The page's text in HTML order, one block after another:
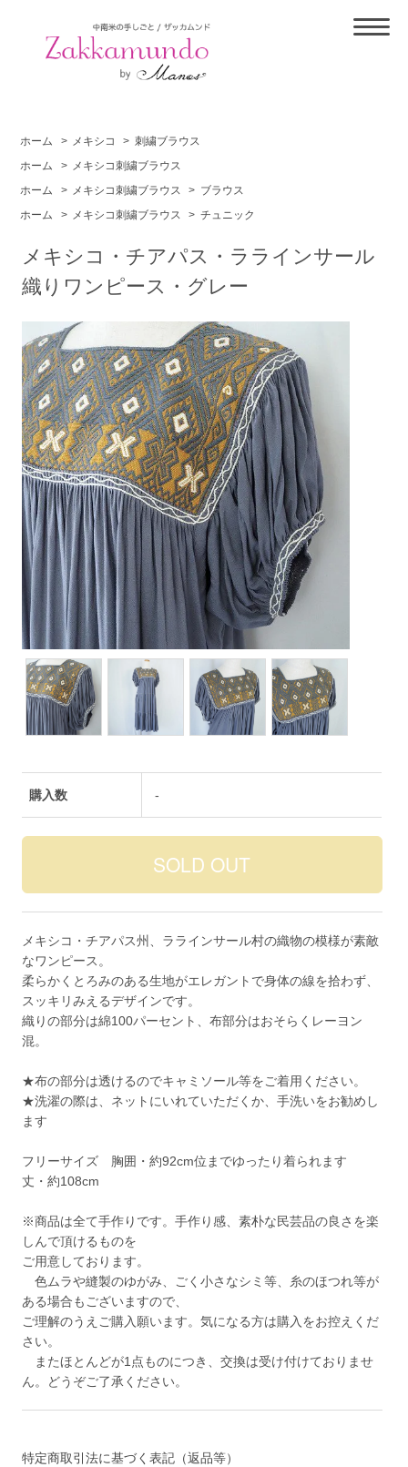
ホーム > メキシコ > 刺繍ブラウス
ホーム
> メキシコ刺繍ブラウス
ホーム
> メキシコ刺繍ブラウス > ブラウス
ホーム
> メキシコ刺繍ブラウス > チュニック
メキシコ・チアパス・ララインサール
織りワンピース・グレー
購入数 -
メキシコ・チアパス州、ララインサール村の織物の模様が素敵
なワンピース。
柔らかくとろみのある生地がエレガントで身体の線を拾わず、
スッキリみえるデザインです。
織りの部分は綿100パーセント、布部分はおそらくレーヨン
混。
★布の部分は透けるのでキャミソール等をご着用ください。
★洗濯の際は、ネットにいれていただくか、手洗いをお勧めし
ます
フリーサイズ 胸囲・約92cm位までゆったり着られます
丈・約108cm
※商品は全て手作りです。手作り感、素朴な民芸品の良さを楽
しんで頂けるものを
ご用意しております。
色ムラや縫製のゆがみ、ごく小さなシミ等、糸のほつれ等が
ある場合もございますので、
ご理解のうえご購入願います。気になる方は購入をお控えくだ
さい。
またほとんどが1点ものにつき、交換は受け付けておりませ
ん。どうぞご了承ください。
特定商取引法に基づく表記（返品等）